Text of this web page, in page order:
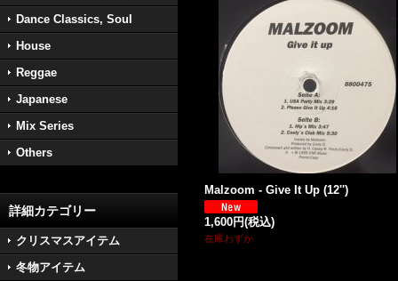
Dance Classics, Soul
House
Reggae
Japanese
Mix Series
Others
詳細カテゴリー
クリスマスアイテム
冬物アイテム
Malzoom - Give It Up (12'')
1,600円(税込)
在庫わずか